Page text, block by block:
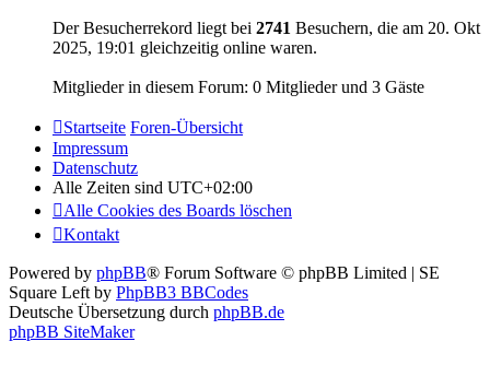
Der Besucherrekord liegt bei 2741 Besuchern, die am 20. Okt
2025, 19:01 gleichzeitig online waren.
Mitglieder in diesem Forum: 0 Mitglieder und 3 Gäste
Startseite Foren-Übersicht
Impressum
Datenschutz
Alle Zeiten sind UTC+02:00
Alle Cookies des Boards löschen
Kontakt
Powered by phpBB® Forum Software © phpBB Limited | SE
Square Left by PhpBB3 BBCodes
Deutsche Übersetzung durch phpBB.de
phpBB SiteMaker